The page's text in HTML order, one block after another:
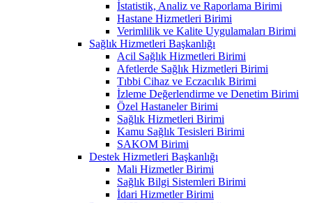
İstatistik, Analiz ve Raporlama Birimi
Hastane Hizmetleri Birimi
Verimlilik ve Kalite Uygulamaları Birimi
Sağlık Hizmetleri Başkanlığı
Acil Sağlık Hizmetleri Birimi
Afetlerde Sağlık Hizmetleri Birimi
Tıbbi Cihaz ve Eczacılık Birimi
İzleme Değerlendirme ve Denetim Birimi
Özel Hastaneler Birimi
Sağlık Hizmetleri Birimi
Kamu Sağlık Tesisleri Birimi
SAKOM Birimi
Destek Hizmetleri Başkanlığı
Mali Hizmetler Birimi
Sağlık Bilgi Sistemleri Birimi
İdari Hizmetler Birimi